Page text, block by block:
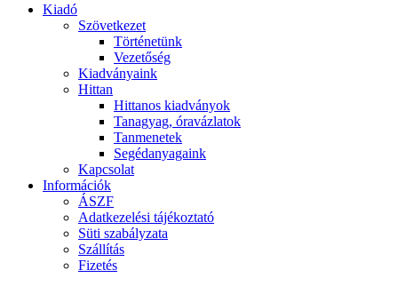
Kiadó
Szövetkezet
Történetünk
Vezetőség
Kiadványaink
Hittan
Hittanos kiadványok
Tanagyag, óravázlatok
Tanmenetek
Segédanyagaink
Kapcsolat
Információk
ÁSZF
Adatkezelési tájékoztató
Süti szabályzata
Szállítás
Fizetés